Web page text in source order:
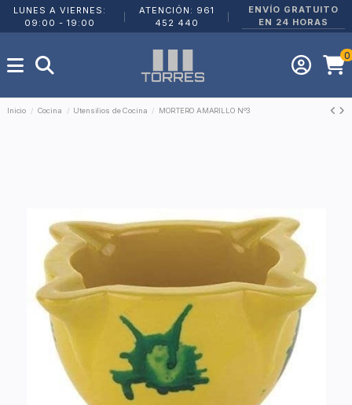
LUNES A VIERNES:
09:00 - 19:00
ATENCIÓN: 961
452 440
ENVÍO GRATUITO
EN 24 HORAS
0
Inicio Cocina Utensilios de Cocina MORTERO AMARILLO Nº3